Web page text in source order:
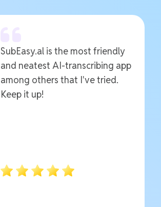
SubEasy.al is the most friendly
and neatest AI-transcribing app
among others that I've tried.
Keep it up!